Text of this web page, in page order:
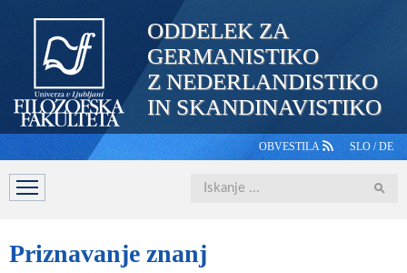
ODDELEK ZA
GERMANISTIKO
Z NEDERLANDISTIKO
IN SKANDINAVISTIKO
OBVESTILA SLO /DE
DOMOV ŠTUDIJ
Iskanje
Priznavanje znanj